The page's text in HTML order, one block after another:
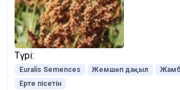
Түрі:
Euralis Semences Жемшөп дақыл
Ерте пісетін